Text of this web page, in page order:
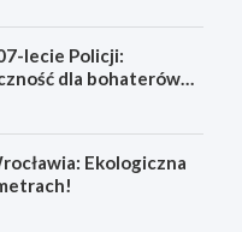
lecie Policji:
dla bohaterów
Ekologiczna